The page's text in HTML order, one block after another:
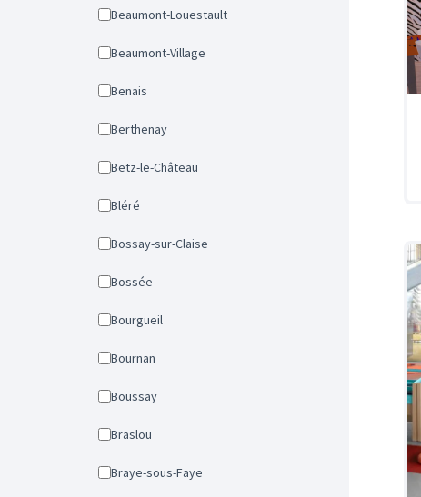
Beaumont-Louestault
Beaumont-Village
Benais
Berthenay
Betz-le-Château
Bléré
Bossay-sur-Claise
Bossée
Bourgueil
Bournan
Boussay
Braslou
Braye-sous-Faye